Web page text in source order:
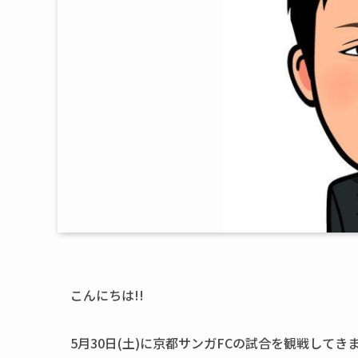
こんにちは!!
5月30日(土)に京都サンガFCの試合を観戦してき